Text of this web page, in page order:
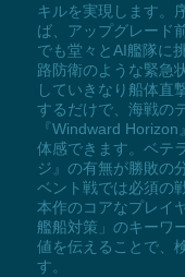
キルを実現します。
ば、アップグレード
でも堂々とAI艦隊に
路防衛のような緊急
していきなり船体直
するだけで、海戦の
『Windward
体感できます。ベテ
ジ』の有無が勝敗の
ベント戦では必須の
本作のコアなプレイ
艦船対策」のキーワ
値を伝えることで、
す。